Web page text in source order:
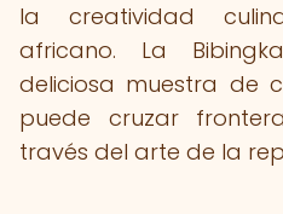
la creatividad
africano. La
deliciosa muestra de
puede cruzar
través del arte de la